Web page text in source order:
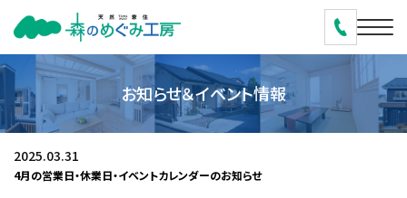
お知らせ＆イベント情報
2025.03.31
4月の営業日・休業日・イベントカレンダーのお知らせ